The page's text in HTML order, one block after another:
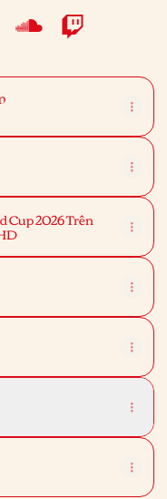
YouTube
CHAT Facebook
CHAT X
XOILACTV
Cup 2026 Trên